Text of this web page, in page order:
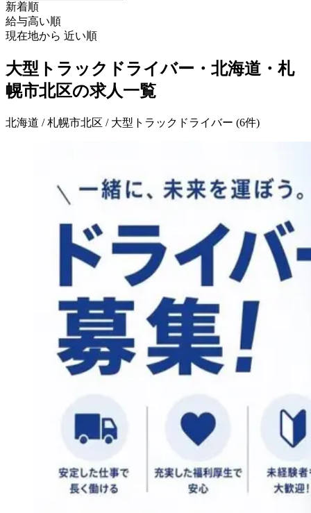
新着順
給与高い順
現在地から 近い順
大型トラックドライバー・北海道・札
幌市北区の求人一覧
北海道 / 札幌市北区 / 大型トラックドライバー (6件)